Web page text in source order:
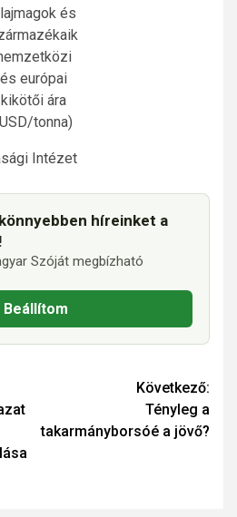
és
és európai
kikötői ára
tonna)
Intézet
híreinket a
Szóját megbízható
Beállítom
Következő:
Tényleg a
takarmányborsóé a jövő?